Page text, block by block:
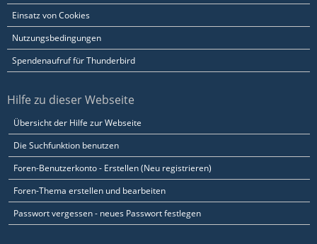
Einsatz von Cookies
Nutzungsbedingungen
Spendenaufruf für Thunderbird
Hilfe zu dieser Webseite
Übersicht der Hilfe zur Webseite
Die Suchfunktion benutzen
Foren-Benutzerkonto - Erstellen (Neu registrieren)
Foren-Thema erstellen und bearbeiten
Passwort vergessen - neues Passwort festlegen